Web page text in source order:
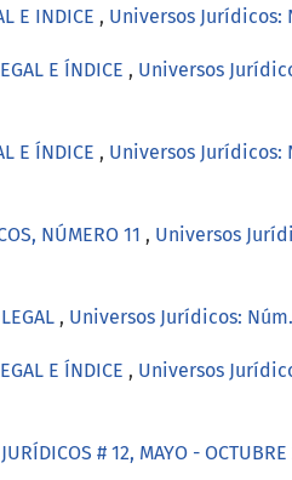
E INDICE , Universos Jurídicos:
E ÍNDICE , Universos
E ÍNDICE , Universos Jurídicos:
NÚMERO 11 , Universos
, Universos Jurídicos: Núm.
E ÍNDICE , Universos
# 12, MAYO -